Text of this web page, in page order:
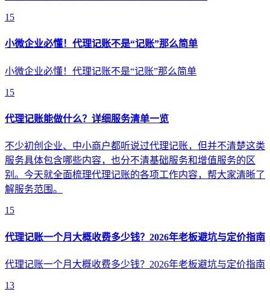
15
小微企业必懂！代理记账不是“记账”那么简单
小微企业必懂！代理记账不是“记账”那么简单
15
代理记账能做什么？详细服务清单一览
不少初创企业、中小商户都听说过代理记账，但并不清楚这类
服务具体包含哪些内容，也分不清基础服务和增值服务的区
别。今天就全面梳理代理记账的各项工作内容，帮大家清晰了
解服务范围。
15
代理记账一个月大概收费多少钱？2026年老板避坑与定价指南
代理记账一个月大概收费多少钱？2026年老板避坑与定价指南
13